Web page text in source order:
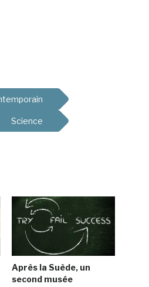
Science
Après la Suède, un
second musée